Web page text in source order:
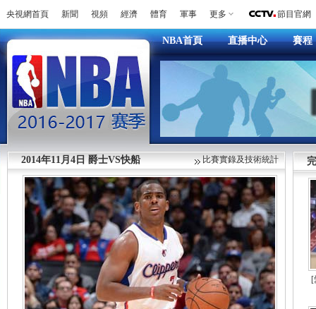
央視網首頁 新聞 視頻 經濟 體育 軍事 更多 節目官網
NBA首頁 直播中心 賽程
2014年11月4日 爵士VS快船 比賽實錄及技術統計
[